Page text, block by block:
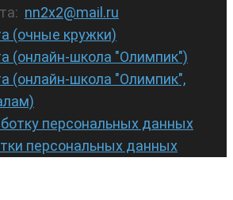
nn2x2@mail.ru
(очные кружки)
(онлайн-школа "Олимпик")
(онлайн-школа "Олимпик",
персональных данных
персональных данных